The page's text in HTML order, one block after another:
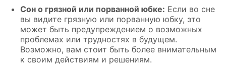
Сон о грязной или порванной юбке: Если во сне
вы видите грязную или порванную юбку, это
может быть предупреждением о возможных
проблемах или трудностях в будущем.
Возможно, вам стоит быть более внимательным
к своим действиям и решениям.